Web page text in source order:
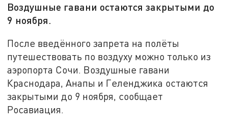
Воздушные гавани остаются закрытыми до
9 ноября.
После введённого запрета на полёты
путешествовать по воздуху можно только из
аэропорта Сочи. Воздушные гавани
Краснодара, Анапы и Геленджика остаются
закрытыми до 9 ноября, сообщает
Росавиация.